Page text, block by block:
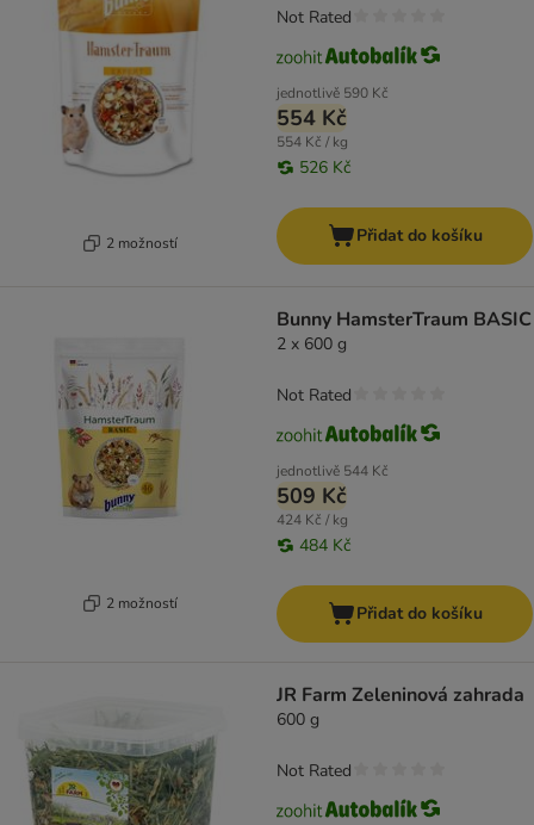
2 možností
jednotlivě 590 Kč
554 Kč
554 Kč / kg
526 Kč
Not Rated
Přidat do košíku
2 možností
Bunny HamsterTraum BASIC
2 x 600 g
jednotlivě 544 Kč
509 Kč
424 Kč / kg
484 Kč
Not Rated
Přidat do košíku
JR Farm Zeleninová zahrada
600 g
Not Rated